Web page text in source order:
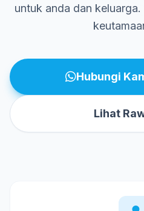
untuk anda dan
Hubungi
Lihat